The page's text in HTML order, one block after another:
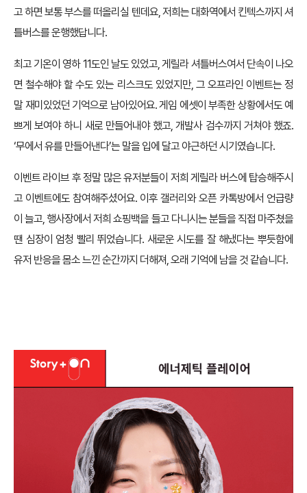
고 하면 보통 부스를 떠올리실 텐데요, 저희는 대화역에서 킨텍스까지 셔
틀버스를 운행했답니다.
최고 기온이 영하 11도인 날도 있었고, 게릴라 셔틀버스여서 단속이 나오
면 철수해야 할 수도 있는 리스크도 있었지만, 그 오프라인 이벤트는 정
말 재미있었던 기억으로 남아있어요. 게임 에셋이 부족한 상황에서도 예
쁘게 보여야 하니 새로 만들어내야 했고, 개발사 검수까지 거쳐야 했죠.
‘무에서 유를 만들어낸다’는 말을 입에 달고 야근하던 시기였습니다.
이벤트 라이브 후 정말 많은 유저분들이 저희 게릴라 버스에 탑승해주시
고 이벤트에도 참여해주셨어요. 이후 갤러리와 오픈 카톡방에서 언급량
이 늘고, 행사장에서 저희 쇼핑백을 들고 다니시는 분들을 직접 마주쳤을
땐 심장이 엄청 빨리 뛰었습니다. 새로운 시도를 잘 해냈다는 뿌듯함에
유저 반응을 몸소 느낀 순간까지 더해져, 오래 기억에 남을 것 같습니다.